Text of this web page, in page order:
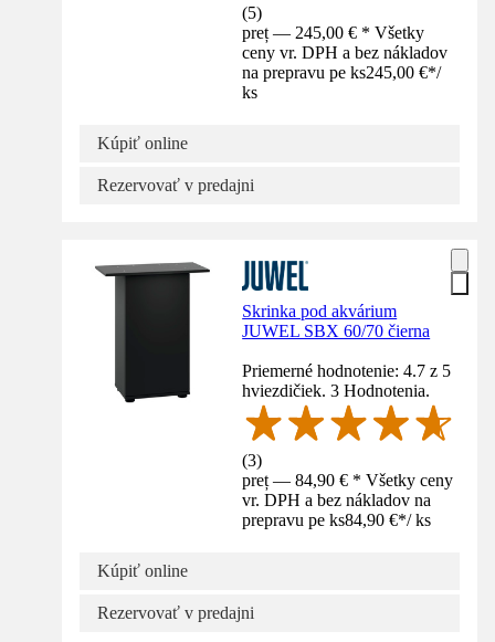
(5)
preț — 245,00 € * Všetky
ceny vr. DPH a bez nákladov
na prepravu pe ks245,00 €*/
ks
Kúpiť online
Rezervovať v predajni
Skrinka pod akvárium
JUWEL SBX 60/70 čierna
Priemerné hodnotenie: 4.7 z 5
hviezdičiek. 3 Hodnotenia.
(3)
preț — 84,90 € * Všetky ceny
vr. DPH a bez nákladov na
prepravu pe ks84,90 €*/ ks
Kúpiť online
Rezervovať v predajni